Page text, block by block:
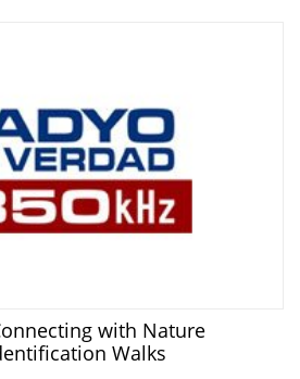
with Nature
Walks